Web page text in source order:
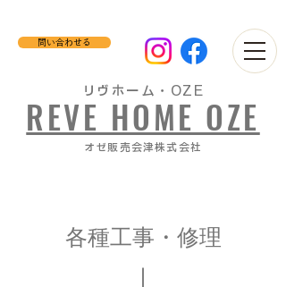
問い合わせる
リヴホーム・OZE
REVE HOME OZE
​オゼ販売会津株式会社
各種工事・修理